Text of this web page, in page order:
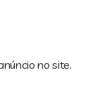
no site.